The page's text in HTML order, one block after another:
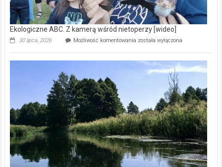
Ekologiczne ABC. Z kamerą wśród nietoperzy [wideo]
30 lipca, 2026 Możliwość komentowania Ekologiczne
kamerą
wśród
została wyłączona